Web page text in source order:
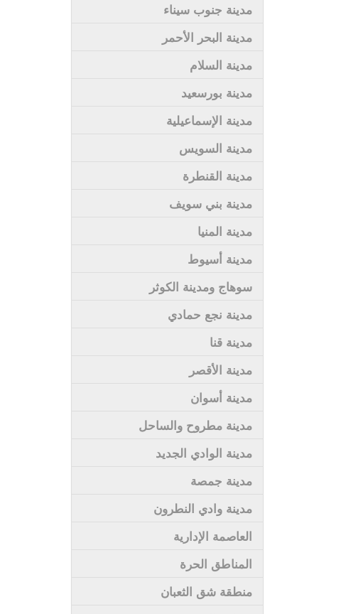
مدينة جنوب سيناء
مدينة البحر الأحمر
مدينة السلام
مدينة بورسعيد
مدينة الإسماعيلية
مدينة السويس
مدينة القنطرة
مدينة بني سويف
مدينة المنيا
مدينة أسيوط
سوهاج ومدينة الكوثر
مدينة نجع حمادي
مدينة قنا
مدينة الأقصر
مدينة أسوان
مدينة مطروح والساحل
مدينة الوادي الجديد
مدينة جمصة
مدينة وادي النطرون
العاصمة الإدارية
المناطق الحرة
منطقة شق الثعبان